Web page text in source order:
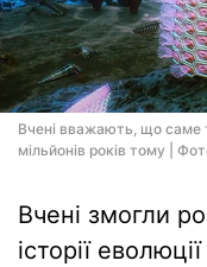
Вчені вважають, що саме
мільйонів років тому |
Вчені змогли
історії